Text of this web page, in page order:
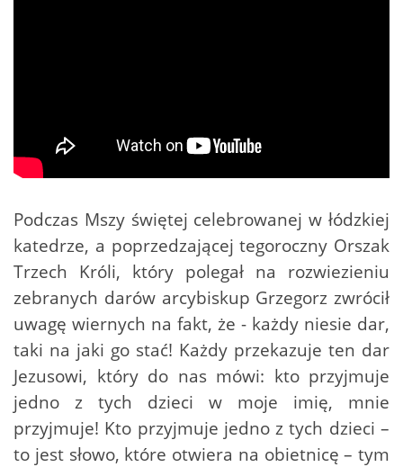
Podczas Mszy świętej celebrowanej w łódzkiej
katedrze, a poprzedzającej tegoroczny Orszak
Trzech Króli, który polegał na rozwiezieniu
zebranych darów arcybiskup Grzegorz zwrócił
uwagę wiernych na fakt, że - każdy niesie dar,
taki na jaki go stać! Każdy przekazuje ten dar
Jezusowi, który do nas mówi: kto przyjmuje
jedno z tych dzieci w moje imię, mnie
przyjmuje! Kto przyjmuje jedno z tych dzieci –
to jest słowo, które otwiera na obietnicę – tym